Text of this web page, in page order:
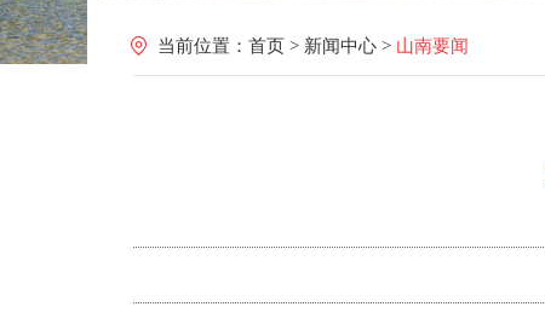
当前位置： 首页 > 新闻中心 > 山南要闻